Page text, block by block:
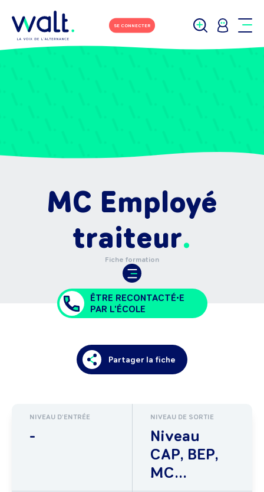
SE CONNECTER
MC Employé
traiteur
Fiche formation
ÊTRE RECONTACTÉ•E
PAR L'ÉCOLE
Partager la fiche
NIVEAU D'ENTRÉE
-
NIVEAU DE SORTIE
Niveau
CAP, BEP,
MC...